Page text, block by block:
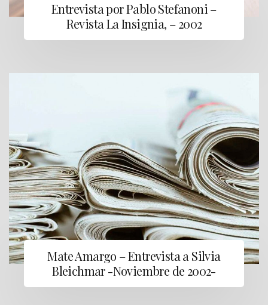
Entrevista por Pablo Stefanoni –
Revista La Insignia, – 2002
Mate Amargo – Entrevista a Silvia
Bleichmar -Noviembre de 2002-